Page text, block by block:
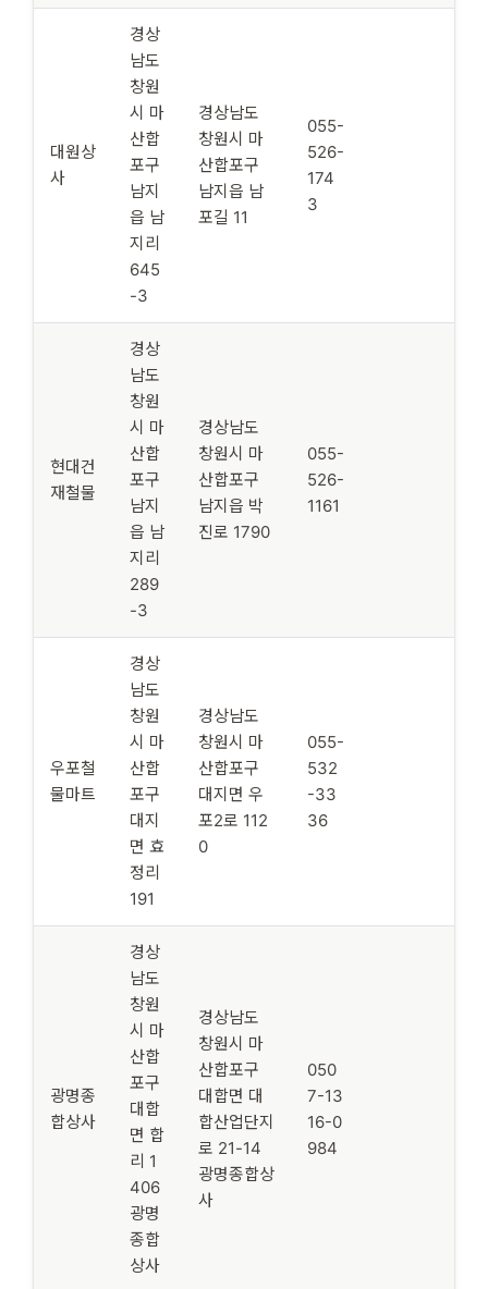
대원상
사
경상
남도
창원
시 마
산합
포구
남지
읍 남
지리
645
-3
경상남도
창원시 마
산합포구
남지읍 남
포길 11
055-
526-
174
3
현대건
재철물
경상
남도
창원
시 마
산합
포구
남지
읍 남
지리
289
-3
경상남도
창원시 마
산합포구
남지읍 박
진로 1790
055-
526-
1161
우포철
물마트
경상
남도
창원
시 마
산합
포구
대지
면 효
정리
191
경상남도
창원시 마
산합포구
대지면 우
포2로 112
0
055-
532
-33
36
광명종
합상사
경상
남도
창원
시 마
산합
포구
대합
면 합
리 1
406
광명
종합
상사
경상남도
창원시 마
산합포구
대합면 대
합산업단지
로 21-14
광명종합상
사
050
7-13
16-0
984